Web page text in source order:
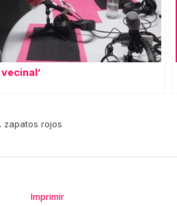
, zapatos rojos
Imprimir